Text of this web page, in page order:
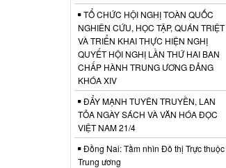
TỔ CHỨC HỘI NGHỊ TOÀN QUỐC
NGHIÊN CỨU, HỌC TẬP, QUÁN TRIỆT
VÀ TRIỂN KHAI THỰC HIỆN NGHỊ
QUYẾT HỘI NGHỊ LẦN THỨ HAI BAN
CHẤP HÀNH TRUNG ƯƠNG ĐẢNG
KHÓA XIV
ĐẨY MẠNH TUYÊN TRUYỀN, LAN
TỎA NGÀY SÁCH VÀ VĂN HÓA ĐỌC
VIỆT NAM 21/4
Đồng Nai: Tầm nhìn Đô thị Trực thuộc
Trung ương